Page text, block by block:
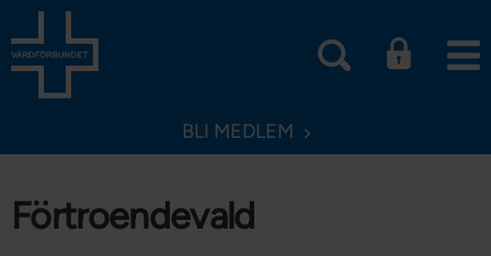
BLI MEDLEM
Förtroendevald